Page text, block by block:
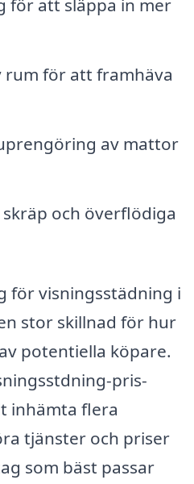
för att släppa in mer
rum för att framhäva
av mattor
och överflödiga
för visningsstädning i
stor skillnad för hur
potentiella köpare.
pris-
inhämta flera
tjänster och priser
som bäst passar